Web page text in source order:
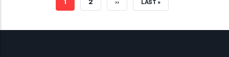
›› LAST »